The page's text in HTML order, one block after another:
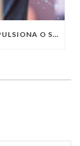
DESCUBRA COMO A OBSERVABILITY IMPULSIONA O SUCESSO DO SEU NEGÓCIO